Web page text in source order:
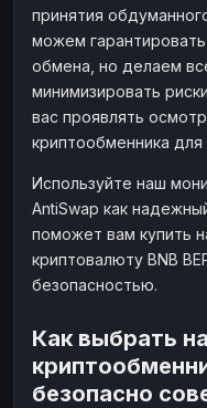
принятия
можем
обмена, но делаем
минимизировать
вас проявлять
криптообменника
Используйте наш
AntiSwap как
поможет вам купить
криптовалюту BNB
безопасностью.
Как выбрать
безопасно